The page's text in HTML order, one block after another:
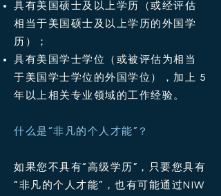
具有美国硕士及以上学历（或经评估
相当于美国硕士及以上学历的外国学
历）；
具有美国学士学位（或被评估为相当
于美国学士学位的外国学位），加上 5
年以上相关专业领域的工作经验。
什么是“非凡的个人才能”？
如果您不具有“高级学历”，只要您具有
“非凡的个人才能”，也有可能通过NIW